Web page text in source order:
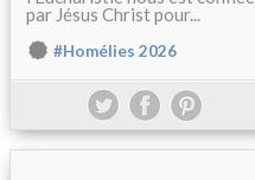
par Jésus Christ pour...
#Homélies 2026